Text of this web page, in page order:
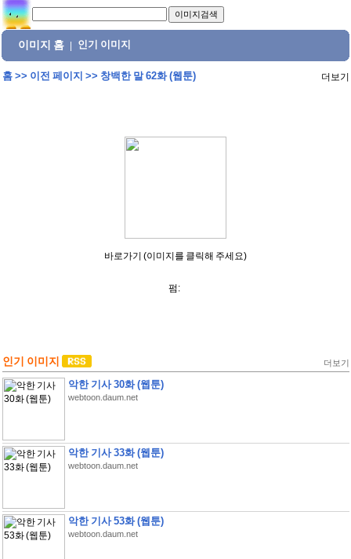
이미지 홈 인기 이미지
홈>> 이전 페이지 >> 창백한 말 62화 (웹툰) 더보기
바로가기 (이미지를 클릭해 주세요)
펌:
인기 이미지 더보기
악한 기사 30화 (웹툰)
webtoon.daum.net
악한 기사 33화 (웹툰)
webtoon.daum.net
악한 기사 53화 (웹툰)
webtoon.daum.net